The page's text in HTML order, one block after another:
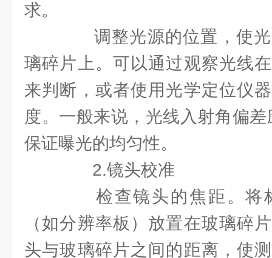
求。
调整光源的位置，使光
璃碎片上。可以通过观察光线
来判断，或者使用光学定位仪
度。一般来说，光线入射角偏
保证曝光的均匀性。
2.镜头校准
检查镜头的焦距。将
（如分辨率板）放置在玻璃碎
头与玻璃碎片之间的距离，使